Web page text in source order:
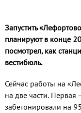
Запустить
планируют в конце
посмотрел, как
вестибюль.
Сейчас работы на
на две части.
забетонировали на